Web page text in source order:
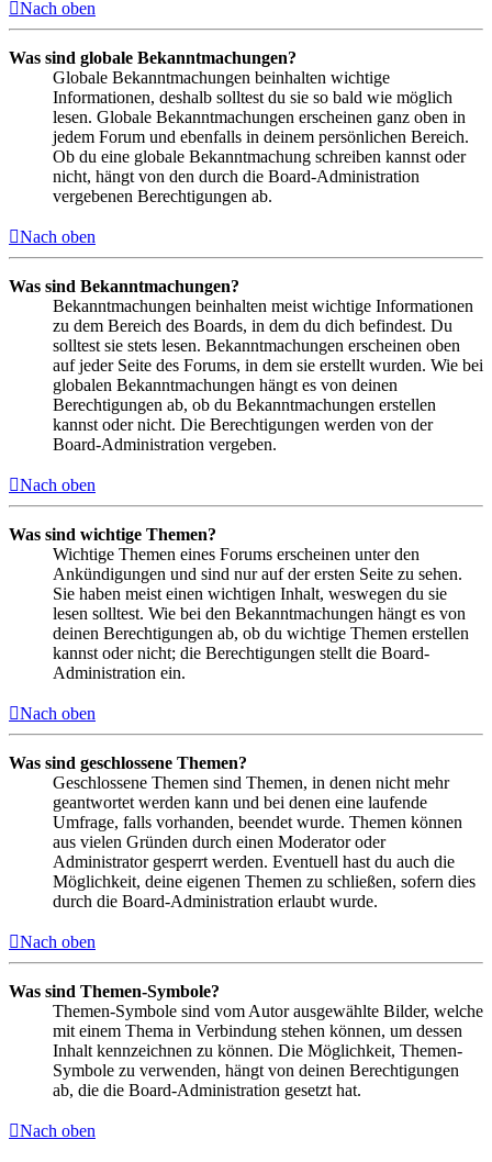
Nach oben
Was sind globale Bekanntmachungen?
Globale Bekanntmachungen beinhalten wichtige
Informationen, deshalb solltest du sie so bald wie möglich
lesen. Globale Bekanntmachungen erscheinen ganz oben in
jedem Forum und ebenfalls in deinem persönlichen Bereich.
Ob du eine globale Bekanntmachung schreiben kannst oder
nicht, hängt von den durch die Board-Administration
vergebenen Berechtigungen ab.
Nach oben
Was sind Bekanntmachungen?
Bekanntmachungen beinhalten meist wichtige Informationen
zu dem Bereich des Boards, in dem du dich befindest. Du
solltest sie stets lesen. Bekanntmachungen erscheinen oben
auf jeder Seite des Forums, in dem sie erstellt wurden. Wie bei
globalen Bekanntmachungen hängt es von deinen
Berechtigungen ab, ob du Bekanntmachungen erstellen
kannst oder nicht. Die Berechtigungen werden von der
Board-Administration vergeben.
Nach oben
Was sind wichtige Themen?
Wichtige Themen eines Forums erscheinen unter den
Ankündigungen und sind nur auf der ersten Seite zu sehen.
Sie haben meist einen wichtigen Inhalt, weswegen du sie
lesen solltest. Wie bei den Bekanntmachungen hängt es von
deinen Berechtigungen ab, ob du wichtige Themen erstellen
kannst oder nicht; die Berechtigungen stellt die Board-
Administration ein.
Nach oben
Was sind geschlossene Themen?
Geschlossene Themen sind Themen, in denen nicht mehr
geantwortet werden kann und bei denen eine laufende
Umfrage, falls vorhanden, beendet wurde. Themen können
aus vielen Gründen durch einen Moderator oder
Administrator gesperrt werden. Eventuell hast du auch die
Möglichkeit, deine eigenen Themen zu schließen, sofern dies
durch die Board-Administration erlaubt wurde.
Nach oben
Was sind Themen-Symbole?
Themen-Symbole sind vom Autor ausgewählte Bilder, welche
mit einem Thema in Verbindung stehen können, um dessen
Inhalt kennzeichnen zu können. Die Möglichkeit, Themen-
Symbole zu verwenden, hängt von deinen Berechtigungen
ab, die die Board-Administration gesetzt hat.
Nach oben